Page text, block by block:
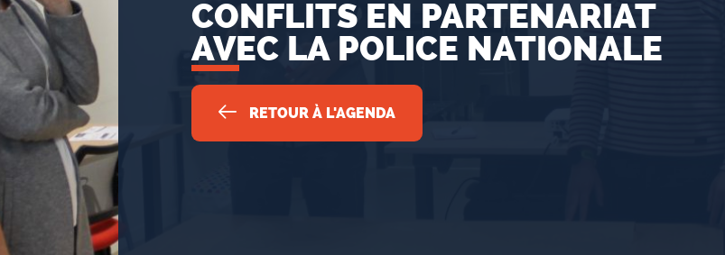
CONFLITS EN PARTENARIAT
AVEC LA POLICE NATIONALE
RETOUR À L'AGENDA